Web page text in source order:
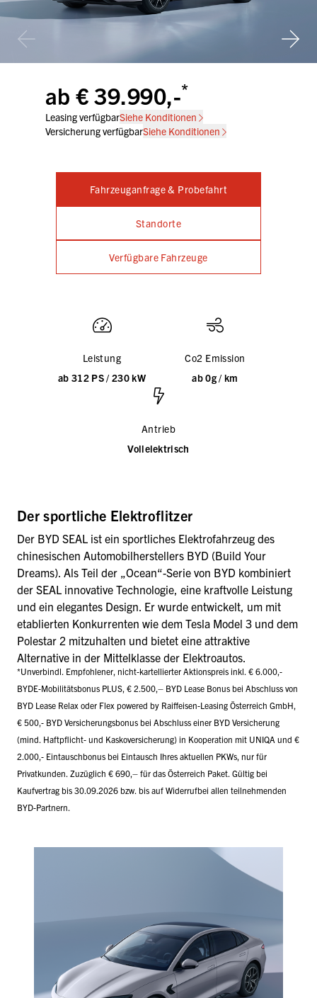
ab € 39.990,-*
Leasing verfügbarSiehe Konditionen
Versicherung verfügbarSiehe Konditionen
Leistung
ab 312 PS / 230 kW
Co2 Emission
ab 0g / km
Antrieb
Vollelektrisch
Fahrzeuganfrage & Probefahrt
Standorte
Verfügbare Fahrzeuge
Der sportliche Elektroflitzer
Der BYD SEAL ist ein sportliches Elektrofahrzeug des
chinesischen Automobilherstellers BYD (Build Your
Dreams). Als Teil der „Ocean“-Serie von BYD kombiniert
der SEAL innovative Technologie, eine kraftvolle Leistung
und ein elegantes Design. Er wurde entwickelt, um mit
etablierten Konkurrenten wie dem Tesla Model 3 und dem
Polestar 2 mitzuhalten und bietet eine attraktive
Alternative in der Mittelklasse der Elektroautos.
*Unverbindl. Empfohlener, nicht-kartellierter Aktionspreis inkl. € 6.000,-
BYDE-Mobilitätsbonus PLUS, € 2.500,– BYD Lease Bonus bei Abschluss von
BYD Lease Relax oder Flex powered by Raiffeisen-Leasing Österreich GmbH,
€ 500,- BYD Versicherungsbonus bei Abschluss einer BYD Versicherung
(mind. Haftpflicht- und Kaskoversicherung) in Kooperation mit UNIQA und €
2.000,- Eintauschbonus bei Eintausch Ihres aktuellen PKWs, nur für
Privatkunden. Zuzüglich € 690,– für das Österreich Paket. Gültig bei
Kaufvertrag bis 30.09.2026 bzw. bis auf Widerrufbei allen teilnehmenden
BYD-Partnern.